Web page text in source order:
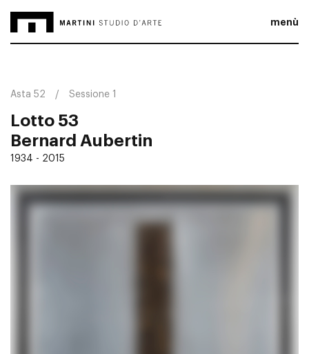
menù
Asta 52 Sessione 1
Lotto 53
Bernard Aubertin
1934 - 2015